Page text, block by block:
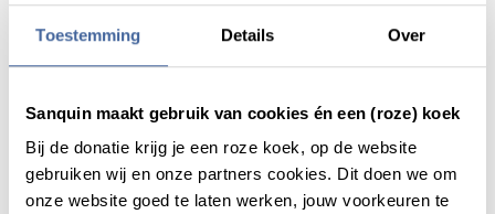
Toestemming Details Over
Sanquin maakt gebruik van cookies én een (roze) koek
Bij de donatie krijg je een roze koek, op de website
gebruiken wij en onze partners cookies. Dit doen we om
onze website goed te laten werken, jouw voorkeuren te